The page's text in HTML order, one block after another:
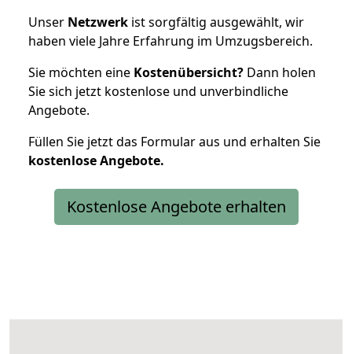
Unser Netzwerk ist sorgfältig ausgewählt, wir
haben viele Jahre Erfahrung im Umzugsbereich.
Sie möchten eine Kostenübersicht? Dann holen
Sie sich jetzt kostenlose und unverbindliche
Angebote.
Füllen Sie jetzt das Formular aus und erhalten Sie
kostenloseAngebote.
Kostenlose Angebote erhalten